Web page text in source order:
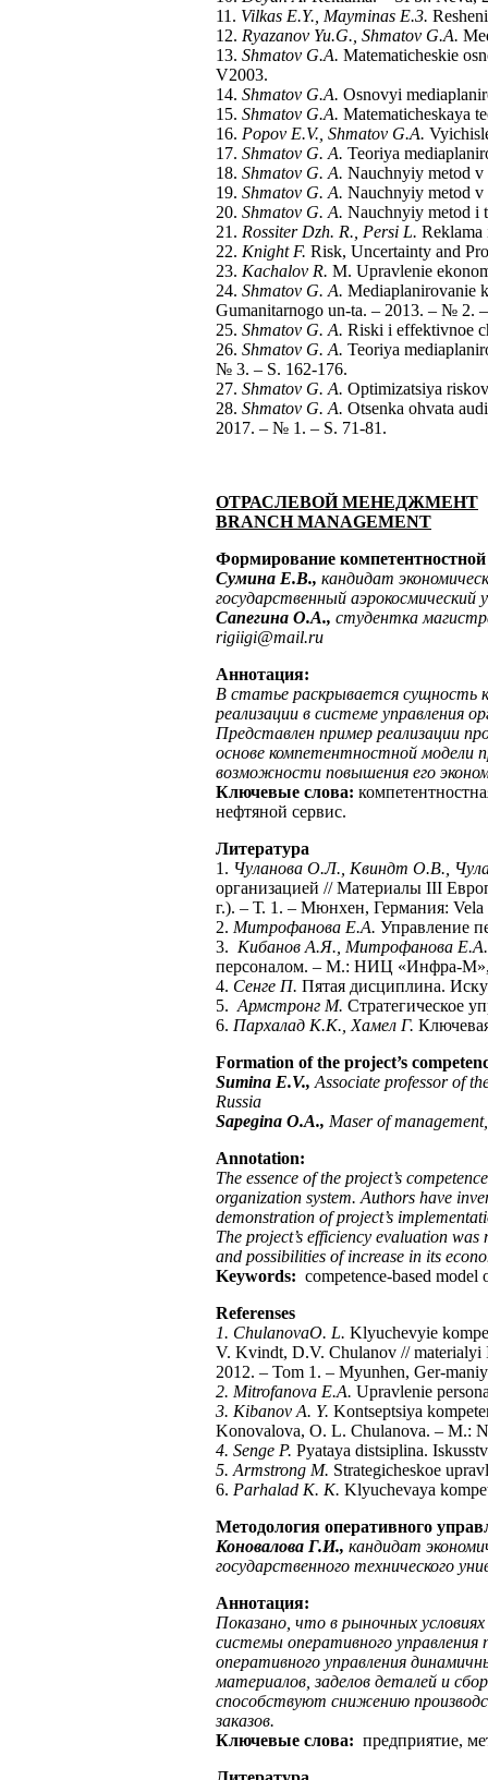
11. Vilkas E.Y., Mayminas E.3.
12. Ryazanov Yu.G., Shmatov G.A.
13. Shmatov G.A. Matematicheskie
V2003.
14. Shmatov G.A. Osnovyi
15. Shmatov G.A. Matematicheskaya
16. Popov E.V., Shmatov G.A.
17. Shmatov G. A. Teoriya
18. Shmatov G. A. Nauchnyiy metod
19. Shmatov G. A. Nauchnyiy metod
20. Shmatov G. A. Nauchnyiy metod i
21. Rossiter Dzh. R., Persi L. Reklama
22. Knight F. Risk, Uncertainty and
23. Kachalov R. M. Upravlenie
24. Shmatov G. A. Mediaplanirovanie
Gumanitarnogo un-ta. – 2013. – № 2.
25. Shmatov G. A. Riski i effektivnoe
26. Shmatov G. A. Teoriya
№ 3. – S. 162-176.
27. Shmatov G. A. Optimizatsiya
28. Shmatov G. A. Otsenka ohvata
2017. – № 1. – S. 71-81.
ОТРАСЛЕВОЙ МЕНЕДЖМЕНТ
BRANCH MANAGEMENT
Формирование
Сумина Е.В., кандидат
государственный
Сапегина О.А., студентка
rigiigi@mail.ru
Аннотация:
В статье раскрывается сущность
реализации в системе управления
Представлен пример реализации
основе компетентностной модели
возможности повышения его
Ключевые слова:
нефтяной сервис.
Литература
1. Чуланова О.Л., Квиндт О.В.,
организацией // Материалы III
г.). – Т. 1. – Мюнхен, Германия: Vela
2. Митрофанова Е.А. Управление
3. Кибанов А.Я., Митрофанова
персоналом. – М.: НИЦ «Инфра-
4. Сенге П. Пятая дисциплина.
5.Армстронг М. Стратегическое
6. Пархалад К.K., Хамел Г.
Formation of the project’s
Sumina E.V.,Associate professor of
Russia
Sapegina O.A., Maser of
Annotation:
The essence of the project’s
organization system. Authors have
demonstration of project’s
The project’s efficiency evaluation
and possibilities of increase in its
Keywords: competence-based model
Referenses
1. ChulanovaO. L. Klyuchevyie
V. Kvindt, D.V. Chulanov // materialyi
2012. – Tom 1. – Myunhen, Ger-
2. Mitrofanova E.A. Upravlenie
3. Kibanov A. Y. Kontseptsiya
Konovalova, O. L. Chulanova. – M.:
4. Senge P. Pyataya distsiplina.
5. Armstrong M. Strategicheskoe
6. Parhalad K. K. Klyuchevaya
Методология оперативного
Коновалова Г.И., кандидат
государственного технического
Аннотация:
Показано, что в рыночных
системы оперативного управления
оперативного управления
материалов, заделов деталей и
способствуют снижению
заказов.
Ключевые слова: предприятие,